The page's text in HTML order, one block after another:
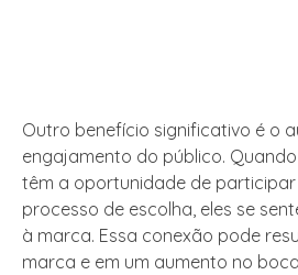
Outro benefício significativo é o
engajamento do público.
têm a oportunidade de
processo de escolha, eles se
à marca. Essa conexão pode
marca e em um aumento no